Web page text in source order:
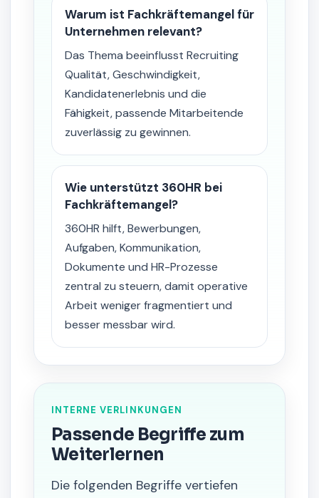
Warum ist Fachkräftemangel für
Unternehmen relevant?
Das Thema beeinflusst Recruiting
Qualität, Geschwindigkeit,
Kandidatenerlebnis und die
Fähigkeit, passende Mitarbeitende
zuverlässig zu gewinnen.
Wie unterstützt 360HR bei
Fachkräftemangel?
360HR hilft, Bewerbungen,
Aufgaben, Kommunikation,
Dokumente und HR-Prozesse
zentral zu steuern, damit operative
Arbeit weniger fragmentiert und
besser messbar wird.
INTERNE VERLINKUNGEN
Passende Begriffe zum
Weiterlernen
Die folgenden Begriffe vertiefen